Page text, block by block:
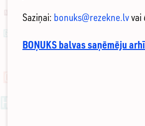
Saziņai: bonuks@rezekne.lvvai
BOŅUKS balvas saņēmēju